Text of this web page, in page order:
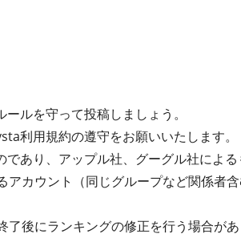
ルを守って投稿しましょう。
利用規約の遵守をお願いいたします。
あり、アップル社、グーグル社によ
カウント（同じグループなど関係者
後にランキングの修正を行う場合が